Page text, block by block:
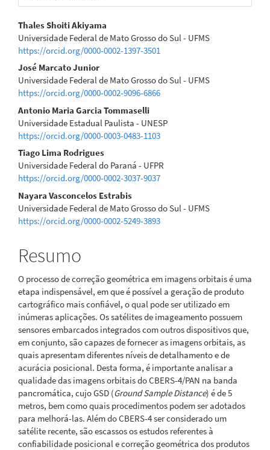
Conteúdo
do
artigo
principal
Thales Shoiti Akiyama
Universidade Federal de Mato Grosso do Sul - UFMS
https://orcid.org/0000-0002-1397-3501
José Marcato Junior
Universidade Federal de Mato Grosso do Sul - UFMS
https://orcid.org/0000-0002-9096-6866
Antonio Maria Garcia Tommaselli
Universidade Estadual Paulista - UNESP
https://orcid.org/0000-0003-0483-1103
Tiago Lima Rodrigues
Universidade Federal do Paraná - UFPR
https://orcid.org/0000-0002-3037-9037
Nayara Vasconcelos Estrabis
Universidade Federal de Mato Grosso do Sul - UFMS
https://orcid.org/0000-0002-5249-3893
Resumo
O processo de correção geométrica em imagens orbitais é uma
etapa indispensável, em que é possível a geração de produto
cartográfico mais confiável, o qual pode ser utilizado em
inúmeras aplicações. Os satélites de imageamento possuem
sensores embarcados integrados com outros dispositivos que,
em conjunto, são capazes de fornecer as imagens orbitais, as
quais apresentam diferentes níveis de detalhamento e de
acurácia posicional. Desta forma, é importante analisar a
qualidade das imagens orbitais do CBERS-4/PAN na banda
pancromática, cujo GSD (Ground Sample Distance) é de 5
metros, bem como quais procedimentos podem ser adotados
para melhorá-las. Além do CBERS-4 ser considerado um
satélite recente, são escassos os estudos referentes à
confiabilidade posicional e correção geométrica dos produtos